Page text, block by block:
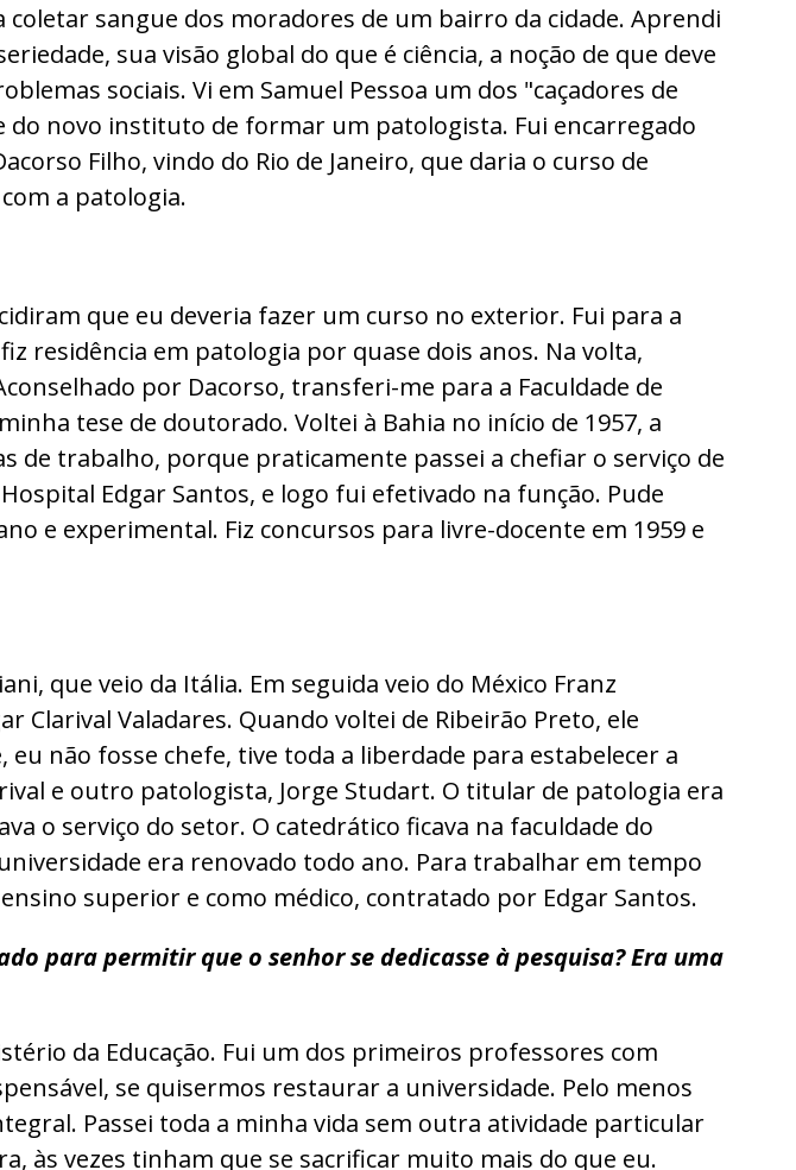
sangue dos moradores de um bairro da cidade. Aprendi
sua visão global do que é ciência, a noção de que deve
sociais. Vi em Samuel Pessoa um dos "caçadores de
do novo instituto de formar um patologista. Fui encarregado
Filho, vindo do Rio de Janeiro, que daria o curso de
a patologia.
que eu deveria fazer um curso no exterior. Fui para a
residência em patologia por quase dois anos. Na volta,
por Dacorso, transferi-me para a Faculdade de
tese de doutorado. Voltei à Bahia no início de 1957, a
de trabalho, porque praticamente passei a chefiar o serviço de
Edgar Santos, e logo fui efetivado na função. Pude
e experimental. Fiz concursos para livre-docente em 1959 e
que veio da Itália. Em seguida veio do México Franz
Clarival Valadares. Quando voltei de Ribeirão Preto, ele
não fosse chefe, tive toda a liberdade para estabelecer a
e outro patologista, Jorge Studart. O titular de patologia era
o serviço do setor. O catedrático ficava na faculdade do
era renovado todo ano. Para trabalhar em tempo
superior e como médico, contratado por Edgar Santos.
para permitir que o senhor se dedicasse à pesquisa? Era uma
da Educação. Fui um dos primeiros professores com
se quisermos restaurar a universidade. Pelo menos
Passei toda a minha vida sem outra atividade particular
às vezes tinham que se sacrificar muito mais do que eu.